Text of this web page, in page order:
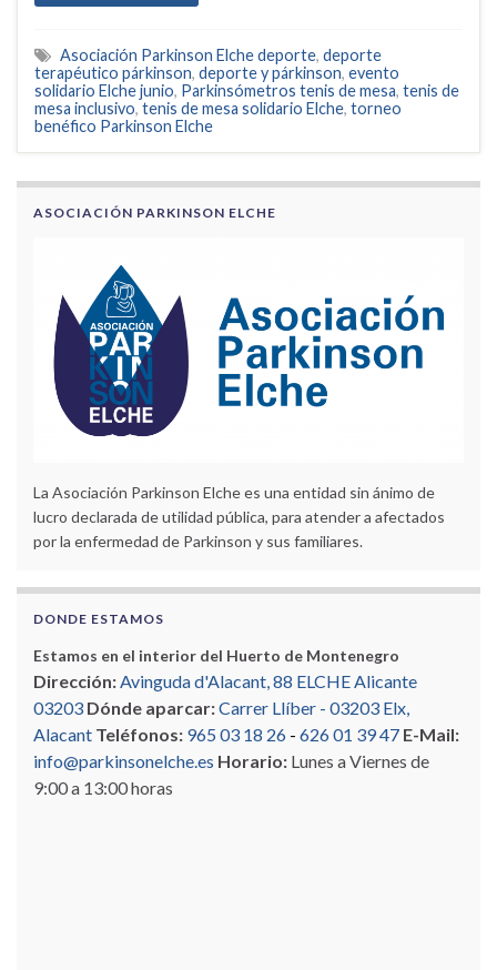
Asociación Parkinson Elche deporte, deporte
terapéutico párkinson, deporte y párkinson, evento
solidario Elche junio, Parkinsómetros tenis de mesa, tenis de
mesa inclusivo, tenis de mesa solidario Elche, torneo
benéfico Parkinson Elche
ASOCIACIÓN PARKINSON ELCHE
La Asociación Parkinson Elche es una entidad sin ánimo de
lucro declarada de utilidad pública, para atender a afectados
por la enfermedad de Parkinson y sus familiares.
DONDE ESTAMOS
Estamos en el interior del Huerto de Montenegro
Dirección:Avinguda d'Alacant, 88 ELCHE Alicante
03203 Dónde aparcar:Carrer Llíber - 03203 Elx,
Alacant Teléfonos: 965 03 18 26 - 626 01 39 47 E-Mail:
info@parkinsonelche.es Horario: Lunes a Viernes de
9:00 a 13:00 horas